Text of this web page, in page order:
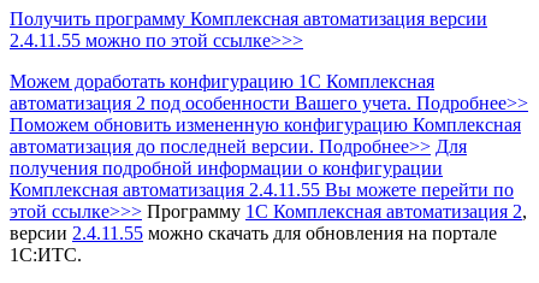
Получить программу Комплексная автоматизация версии
2.4.11.55 можно по этой ссылке>>>
Можем доработать конфигурацию 1С Комплексная
автоматизация 2 под особенности Вашего учета. Подробнее>>
Поможем обновить измененную конфигурацию Комплексная
автоматизация до последней версии. Подробнее>> Для
получения подробной информации о конфигурации
Комплексная автоматизация 2.4.11.55 Вы можете перейти по
этой ссылке>>> Программу 1С Комплексная автоматизация 2,
версии 2.4.11.55 можно скачать для обновления на портале
1С:ИТС.